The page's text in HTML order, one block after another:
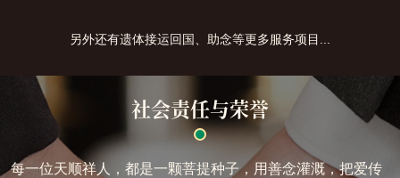
另外还有遗体接运回国、助念等更多服务项目...
社会责任与荣誉
每一位天顺祥人，都是一颗菩提种子，用善念灌溉，把爱传